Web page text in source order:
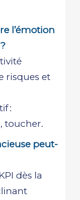
l’émotion
risques et
:
toucher.
peut-
dès la